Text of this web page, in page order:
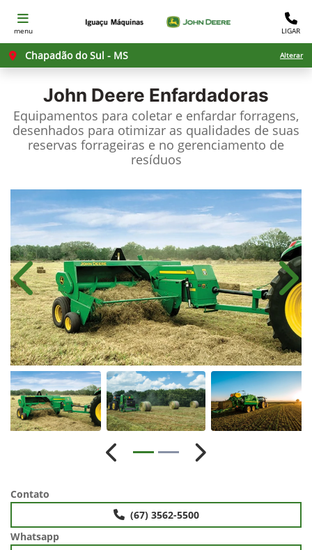
menu LIGAR
Chapadão do Sul - MS Alterar
John Deere Enfardadoras
Equipamentos para coletar e enfardar forragens,
desenhados para otimizar as qualidades de suas
reservas forrageiras e no gerenciamento de
resíduos
Anterior
Anterior Próximo
Contato
(67) 3562-5500
Whatsapp